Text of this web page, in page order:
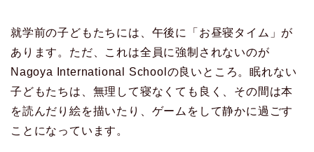
就学前の子どもたちには、午後に「お昼寝タイム」が
あります。ただ、これは全員に強制されないのが
Nagoya International Schoolの良いところ。眠れない
子どもたちは、無理して寝なくても良く、その間は本
を読んだり絵を描いたり、ゲームをして静かに過ごす
ことになっています。